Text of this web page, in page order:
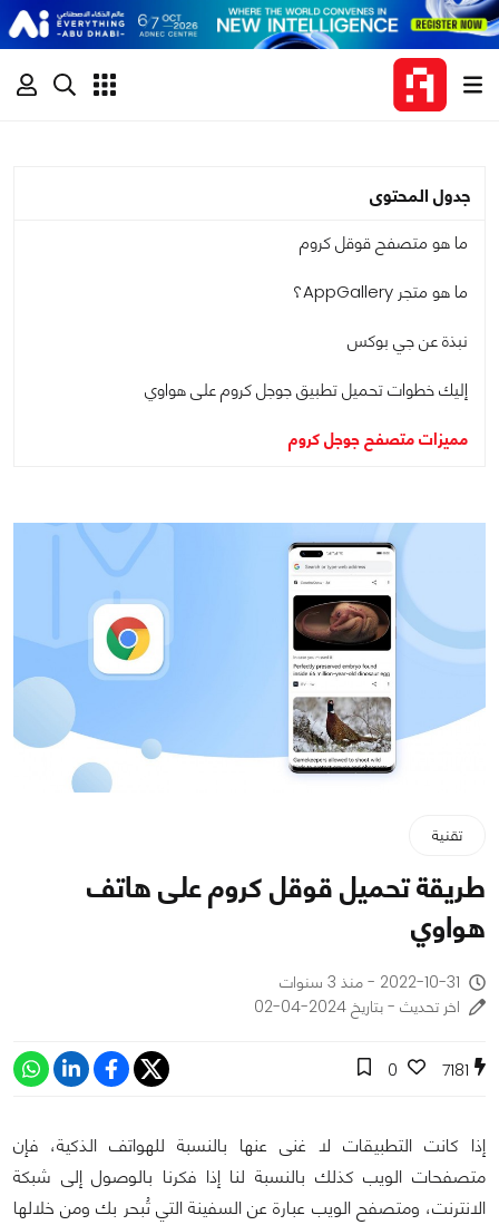
جدول المحتوى
ما هو متصفح قوقل كروم
ما هو متجر AppGallery؟
نبذة عن جي بوكس
إليك خطوات تحميل تطبيق جوجل كروم على هواوي
مميزات متصفح جوجل كروم
تقنية
طريقة تحميل قوقل كروم على هاتف
هواوي
2022-10-31 - منذ 3 سنوات
اخر تحديث - بتاريخ 2024-04-02
7181
0
إذا كانت التطبيقات لا غنى عنها بالنسبة للهواتف الذكية، فإن
متصفحات الويب كذلك بالنسبة لنا إذا فكرنا بالوصول إلى شبكة
الانترنت، ومتصفح الويب عبارة عن السفينة التي تُبحر بك ومن خلالها